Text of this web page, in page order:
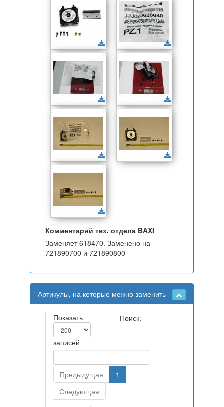
Комментарий тех. отдела BAXI
Заменяет 618470. Заменено на
721890700 и 721890800
Артикулы, на которые можно заменить
Показать
записей
Поиск:
Предыдущая
1
Следующая